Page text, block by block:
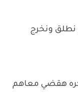
نطلق ونخرج
هقضي معاهم